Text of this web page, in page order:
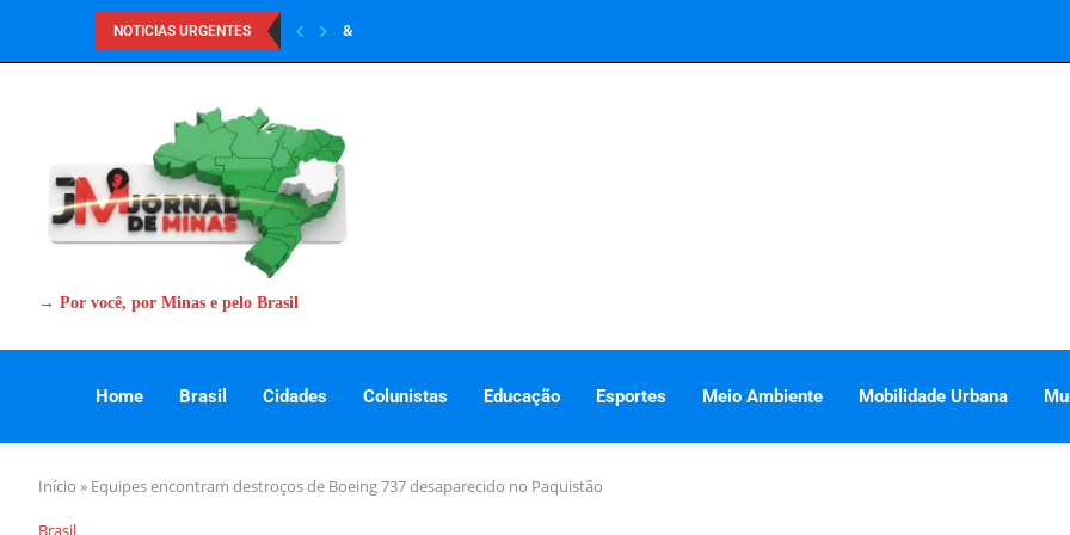
NOTICIAS URGENTES &
→ Por você, por Minas e pelo Brasil
Home Brasil Cidades Colunistas Educação Esportes Meio Ambiente Mobilidade Urbana
Início » Equipes encontram destroços de Boeing 737 desaparecido no Paquistão
Brasil